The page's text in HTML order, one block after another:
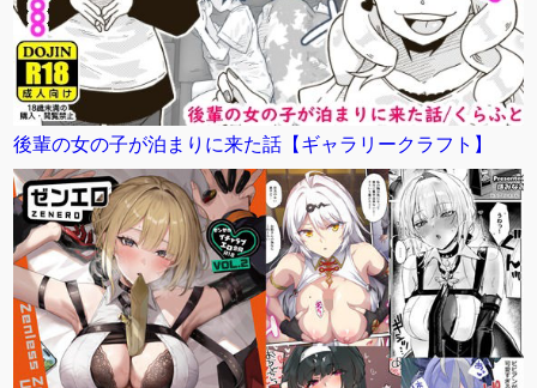
後輩の女の子が泊まりに来た話【ギャラリークラフト】